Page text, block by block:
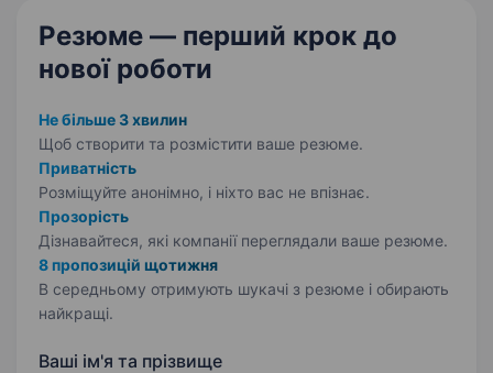
Резюме — перший крок до
нової роботи
Не більше 3 хвилин
Щоб створити та розмістити ваше резюме.
Приватність
Розміщуйте анонімно, і ніхто вас не впізнає.
Прозорість
Дізнавайтеся, які компанії переглядали ваше резюме.
8 пропозицій щотижня
В середньому отримують шукачі з резюме і обирають
найкращі.
Ваші ім'я та прізвище